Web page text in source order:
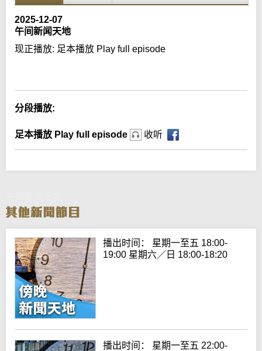
2025-12-07
午间新闻天地
现正播放: 足本播放 Play full episode
分段播放:
足本播放 Play full episode 收听
播出时间： 星期一至五 18:00-
19:00 星期六／日 18:00-18:20
播出时间： 星期一至五 22:00-